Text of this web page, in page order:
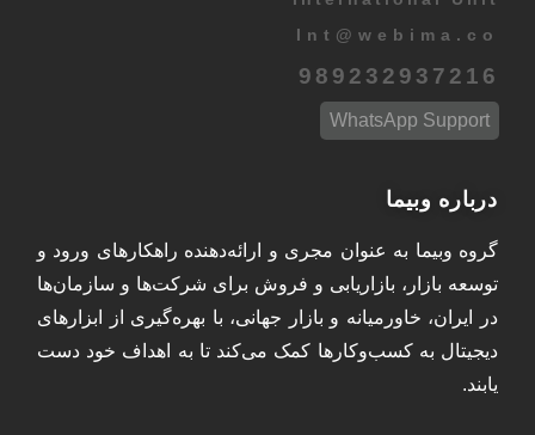
Int @ webima.co
989232937216
WhatsApp Support
درباره وبیما
گروه وبیما به عنوان مجری و ارائه‌دهنده راهکارهای ورود و
توسعه بازار، بازاریابی و فروش برای شرکت‌ها و سازمان‌ها
در ایران، خاورمیانه و بازار جهانی، با بهره‌گیری از ابزارهای
دیجیتال به کسب‌وکارها کمک می‌کند تا به اهداف خود دست
یابند.